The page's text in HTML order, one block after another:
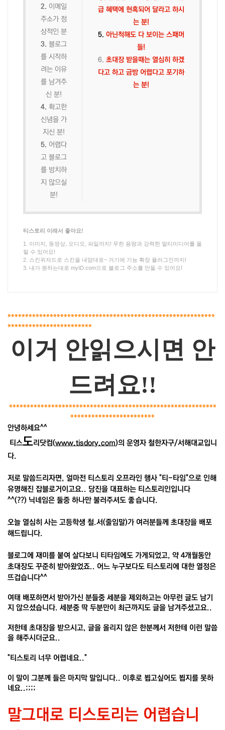
2. 이메일
주소가 정
상적인 분
3. 블로그
를 시작하
려는 이유
를 남겨주
신 분!
4. 확고한
신념을 가
지신 분!
5. 어렵다
고 블로그
를 방치하
지 않으실
분!
급 혜택에 현혹되어 달라고 하시
는 분!
5. 아닌척해도 다 보이는 스패머
들!
6. 초대장 받을때는 열심히 하겠
다고 하고 금방 어렵다고 포기하
는 분!
티스토리 이래서 좋아요!
1. 이미지, 동영상, 오디오, 파일까지! 무한 용량과 강력한 멀티미디어를 올
릴 수 있어요!
2. 스킨위자드로 스킨을 내맘대로~ 거기에 기능 확장 플러그인까지!
3. 내가 원하는대로 myID.com으로 블로그 주소를 만들 수 있어요!
***********************************************************
************************
이거 안읽으시면 안
드려요!!
***********************************************************
************************
안녕하세요^^
티스도리닷컴(www.tisdory.com)의 운영자 철한자구/서해대교입니
다.
저로 말씀드리자면, 얼마전 티스토리 오프라인 행사 "티-타임"으로 인해
유명해진 잡블로거이고요.. 당진을 대표하는 티스토리인입니다
^^(??) 닉네임은 둘중 하나만 불러주셔도 좋습니다.
오늘 열심히 사는 고등학생 철.서(줄임말)가 여러분들께 초대장을 배포
해드립니다.
블로그에 재미를 붙여 살다보니 티타임에도 가게되었고, 약 4개월동안
초대장도 꾸준히 받아왔었죠.. 어느 누구보다도 티스토리에 대한 열정은
뜨겁습니다^^
여태 배포하면서 받아가신 분들중 세분을 제외하고는 아무런 글도 남기
지 않으셨습니다. 세분중 딱 두분만이 최근까지도 글을 남겨주셨고요..
저한테 초대장을 받으시고, 글을 올리지 않은 한분께서 저한테 이런 말씀
을 해주시더군요..
"티스토리 너무 어렵네요.."
이 말이 그분께 들은 마지막 말입니다.. 이후로 뵙고싶어도 뵙지를 못하
네요..;;;;
말그대로 티스토리는 어렵습니